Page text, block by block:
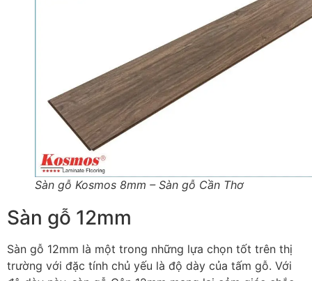
Sàn gỗ Kosmos 8mm – Sàn gỗ Cần Thơ
Sàn gỗ 12mm
Sàn gỗ 12mm là một trong những lựa chọn tốt trên thị
trường với đặc tính chủ yếu là độ dày của tấm gỗ. Với